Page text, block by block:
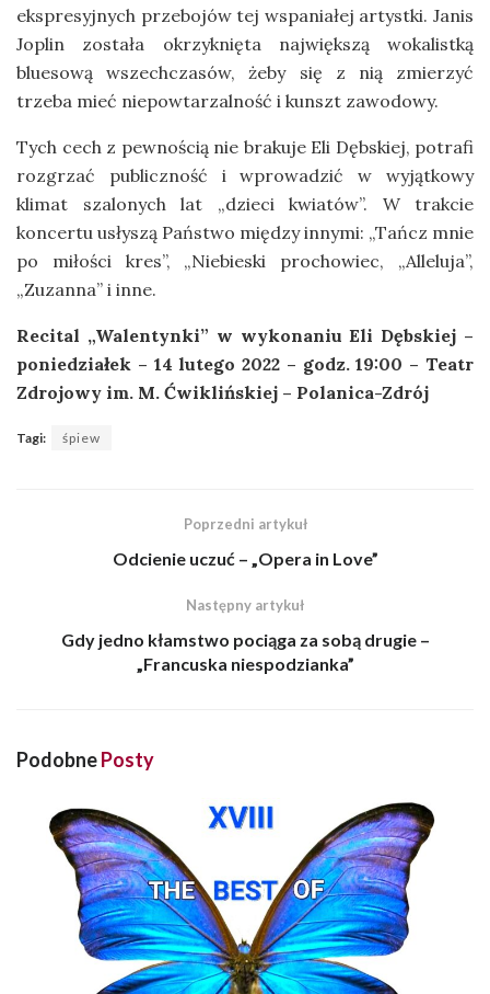
ekspresyjnych przebojów tej wspaniałej artystki. Janis
Joplin została okrzyknięta największą wokalistką
bluesową wszechczasów, żeby się z nią zmierzyć
trzeba mieć niepowtarzalność i kunszt zawodowy.
Tych cech z pewnością nie brakuje Eli Dębskiej, potrafi
rozgrzać publiczność i wprowadzić w wyjątkowy
klimat szalonych lat „dzieci kwiatów”. W trakcie
koncertu usłyszą Państwo między innymi: „Tańcz mnie
po miłości kres”, „Niebieski prochowiec, „Alleluja”,
„Zuzanna” i inne.
Recital „Walentynki” w wykonaniu Eli Dębskiej –
poniedziałek – 14 lutego 2022 – godz. 19:00 – Teatr
Zdrojowy im. M. Ćwiklińskiej – Polanica-Zdrój
Tagi: śpiew
Poprzedni artykuł
Odcienie uczuć – „Opera in Love”
Następny artykuł
Gdy jedno kłamstwo pociąga za sobą drugie –
„Francuska niespodzianka”
PodobnePosty